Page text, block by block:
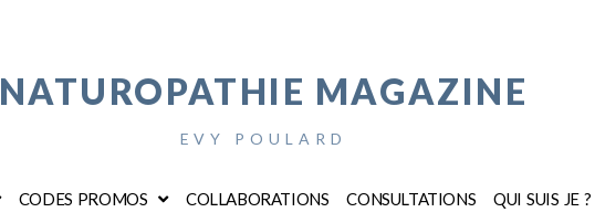
NATUROPATHIE MAGAZINE
EVY POULARD
CODES PROMOS COLLABORATIONS CONSULTATIONS QUI SUIS JE ?